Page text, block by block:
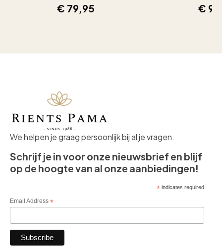
€ 79,95 €
We helpen je graag persoonlijk bij al je vragen.
Schrijf je in voor onze nieuwsbrief en blijf
op de hoogte van al onze aanbiedingen!
*indicates required
Email Address *